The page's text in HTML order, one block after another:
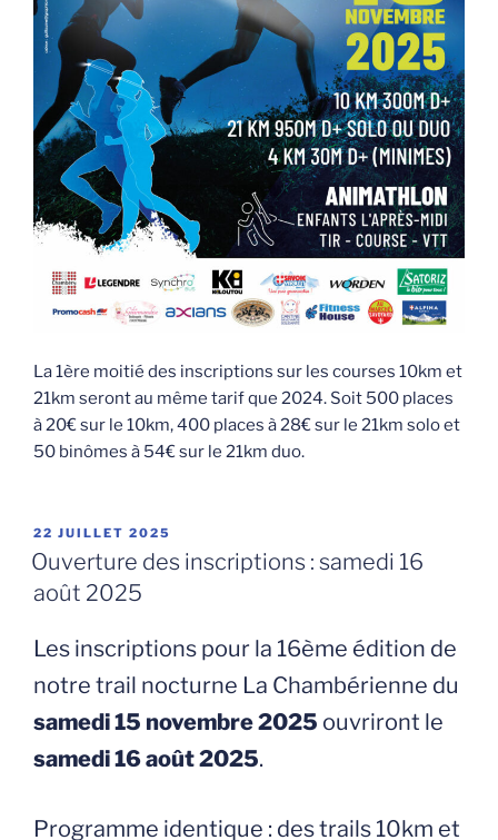
La 1ère moitié des inscriptions sur les courses 10km et
21km seront au même tarif que 2024. Soit 500 places
à 20€ sur le 10km, 400 places à 28€ sur le 21km solo et
50 binômes à 54€ sur le 21km duo.
PUBLIÉ
LE
22 JUILLET 2025
Ouverture des inscriptions : samedi 16
août 2025
Les inscriptions pour la 16ème édition de
notre trail nocturne La Chambérienne du
samedi 15 novembre 2025 ouvriront le
samedi 16 août 2025.
Programme identique : des trails 10km et